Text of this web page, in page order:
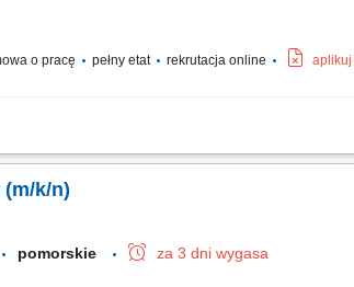
o pracę pełny etat rekrutacja online aplikuj
Przygotowywanie i składanie elementów
k/n)
pomorskie za 3 dni wygasa